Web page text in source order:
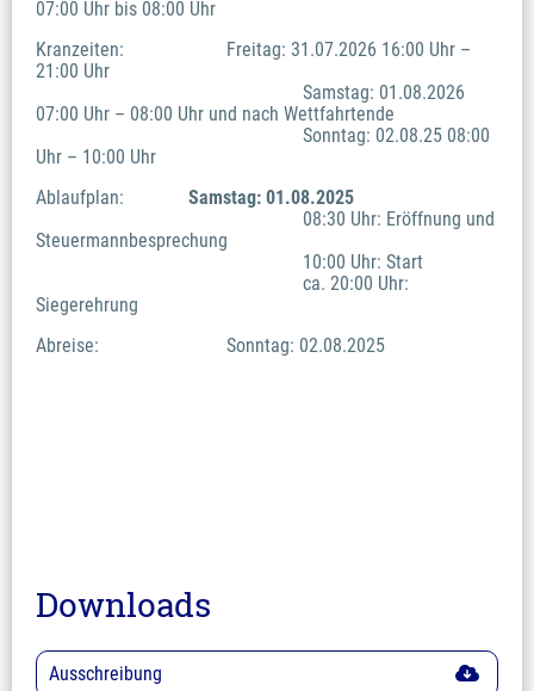
07:00 Uhr bis 08:00 Uhr
Kranzeiten:			Freitag: 31.07.2026 16:00 Uhr –
21:00 Uhr
07:00 Uhr – 08:00 Uhr und nach Wettfahrtende
Uhr – 10:00 Uhr
Samstag: 01.08.2025
Steuermannbesprechung
							10:00 Uhr: Start
Siegerehrung
Abreise: 				Sonntag: 02.08.2025
Downloads
Ausschreibung